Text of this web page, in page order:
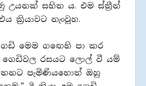
උයනක් සහිත ය. එම ස්ත්‍රීන්
ක්‍රියාවට නැංවූහ.
මෙම ගඟෙහි පා කර
ගෙඩිවල රසයට ලොල් වී යම්
පැමිණියහොත් ඔහු